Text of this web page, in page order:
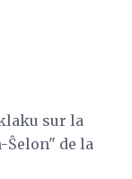
sur la
de la